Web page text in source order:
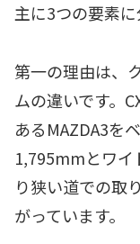
主に3つの要素に
第一の理由は、
ムの違いです。
あるMAZDA3を
1,795mmとワイ
り狭い道での取
がっています。